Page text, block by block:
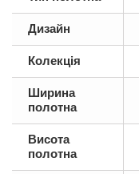
Дизайн
Колекція
Ширина
полотна
Висота
полотна